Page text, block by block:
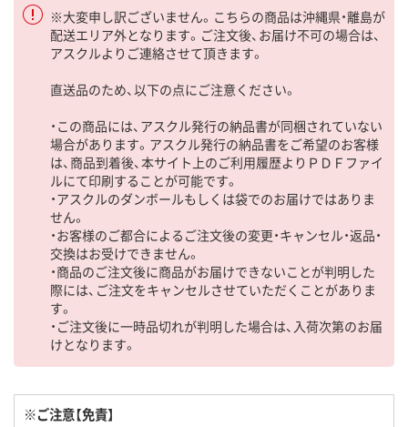
※大変申し訳ございません。こちらの商品は沖縄県・離島が
配送エリア外となります。ご注文後、お届け不可の場合は、
アスクルよりご連絡させて頂きます。
直送品のため、以下の点にご注意ください。
・この商品には、アスクル発行の納品書が同梱されていない
場合があります。アスクル発行の納品書をご希望のお客様
は、商品到着後、本サイト上のご利用履歴よりＰＤＦファイ
ルにて印刷することが可能です。
・アスクルのダンボールもしくは袋でのお届けではありま
せん。
・お客様のご都合によるご注文後の変更・キャンセル・返品・
交換はお受けできません。
・商品のご注文後に商品がお届けできないことが判明した
際には、ご注文をキャンセルさせていただくことがありま
す。
・ご注文後に一時品切れが判明した場合は、入荷次第のお届
けとなります。
※ご注意【免責】